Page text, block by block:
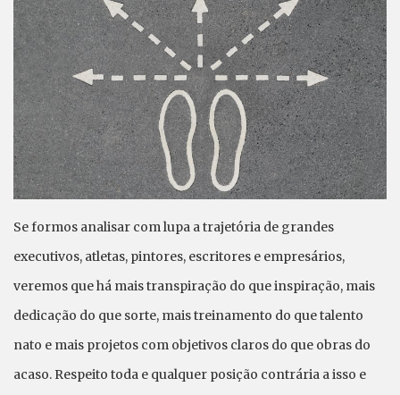
Se formos analisar com lupa a trajetória de grandes
executivos, atletas, pintores, escritores e empresários,
veremos que há mais transpiração do que inspiração, mais
dedicação do que sorte, mais treinamento do que talento
nato e mais projetos com objetivos claros do que obras do
acaso. Respeito toda e qualquer posição contrária a isso e